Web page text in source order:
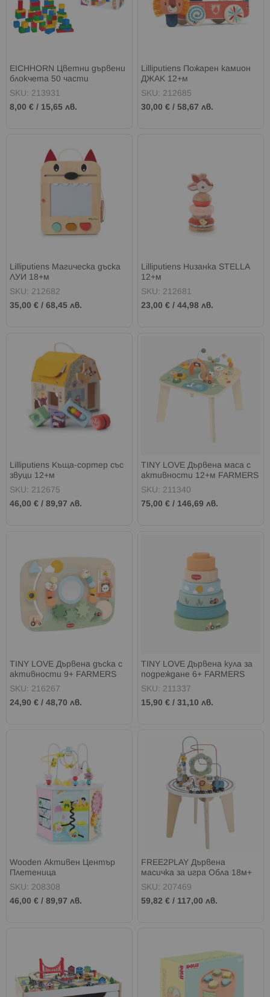
EICHHORN Цветни дървени
блокчета 50 части
SKU: 213931
8,00 € / 15,65 лв.
Lilliputiens Пожарен камион
ДЖАК 12+м
SKU: 212685
30,00 € / 58,67 лв.
Lilliputiens Магическа дъска
ЛУИ 18+м
SKU: 212682
35,00 € / 68,45 лв.
Lilliputiens Низанка STELLA
12+м
SKU: 212681
23,00 € /44,98 лв.
Lilliputiens Къща-сортер със
звуци 12+м
SKU: 212675
46,00 € / 89,97 лв.
TINY LOVE Дървена маса с
активности 12+м FARMERS
FUNDAY
SKU: 211340
75,00 € / 146,69 лв.
TINY LOVE Дървена дъска с
активности 9+ FARMERS
FUNDAY
SKU: 216267
24,90 € / 48,70 лв.
TINY LOVE Дървена кула за
подреждане 6+ FARMERS
FUNDAY
SKU: 211337
15,90 € /31,10 лв.
Wooden Активен Център
Плетеница
SKU: 208308
46,00 € / 89,97 лв.
FREE2PLAY Дървена
масичка за игра Обла 18м+
SKU: 207469
59,82 € / 117,00 лв.